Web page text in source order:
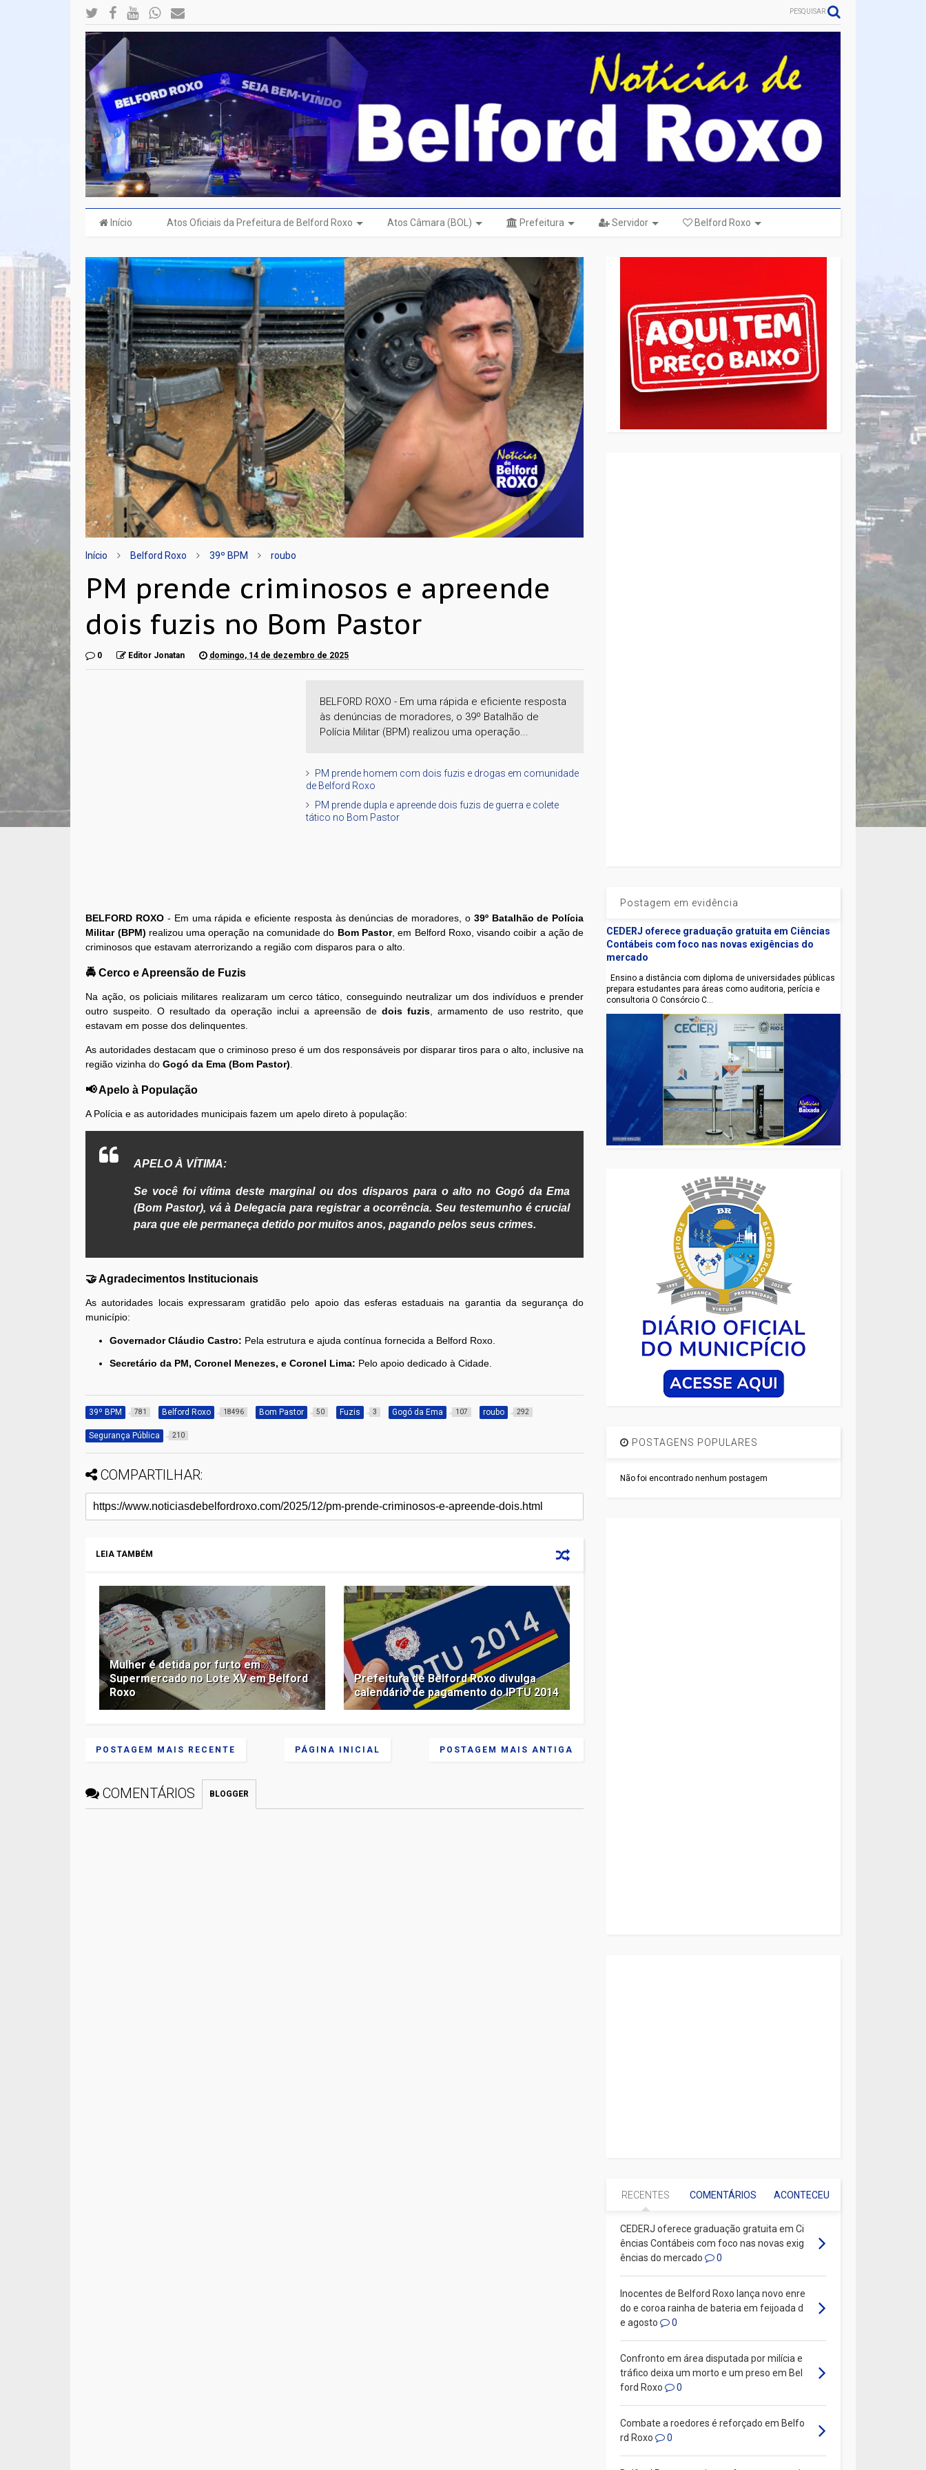
PESQUISAR
Início Atos Oficiais da Prefeitura de Belford Roxo Atos Câmara (BOL) Prefeitura Servidor Belford Roxo
Início Belford Roxo 39º BPM roubo
PM prende criminosos e apreende
dois fuzis no Bom Pastor
0 Editor Jonatan domingo, 14 de dezembro de 2025
BELFORD ROXO - Em uma rápida e eficiente resposta
às denúncias de moradores, o 39º Batalhão de
Polícia Militar (BPM) realizou uma operação...
PM prende homem com dois fuzis e drogas em comunidade
de Belford Roxo
PM prende dupla e apreende dois fuzis de guerra e colete
tático no Bom Pastor
BELFORD ROXO - Em uma rápida e eficiente resposta às denúncias de moradores, o 39º Batalhão de Polícia
Militar (BPM) realizou uma operação na comunidade do Bom Pastor, em Belford Roxo, visando coibir a ação de
criminosos que estavam aterrorizando a região com disparos para o alto.
🚔 Cerco e Apreensão de Fuzis
Na ação, os policiais militares realizaram um cerco tático, conseguindo neutralizar um dos indivíduos e prender
outro suspeito. O resultado da operação inclui a apreensão dedois fuzis , armamento de uso restrito, que
estavam em posse dos delinquentes.
As autoridades destacam que o criminoso preso é um dos responsáveis por disparar tiros para o alto, inclusive na
região vizinha doGogó da Ema (Bom Pastor)
📢 Apelo à População
A Polícia e as autoridades municipais fazem um apelo direto à população:
APELO À VÍTIMA:
Se você foi vítima deste marginal ou dos disparos para o alto no Gogó da Ema
(Bom Pastor), vá à Delegacia para registrar a ocorrência. Seu testemunho é crucial
para que ele permaneça detido por muitos anos, pagando pelos seus crimes.
🤝 Agradecimentos Institucionais
As autoridades locais expressaram gratidão pelo apoio das esferas estaduais na garantia da segurança do
município:
Governador Cláudio Castro: Pela estrutura e ajuda contínua fornecida a Belford Roxo.
Secretário da PM, Coronel Menezes, e Coronel Lima: Pelo apoio dedicado à Cidade.
39º BPM 781 Belford Roxo 18496 Bom Pastor 50 Fuzis 3 Gogó da Ema 107 roubo 292
Segurança Pública 210
COMPARTILHAR:
LEIA TAMBÉM
Mulher é detida por furto em
Supermercado no Lote XV em Belford
Roxo
Prefeitura de Belford Roxo divulga
calendário de pagamento do IPTU 2014
POSTAGEM MAIS RECENTE POSTAGEM MAIS ANTIGA
PÁGINA INICIAL
COMENTÁRIOS BLOGGER
Postagem em evidência
CEDERJ oferece graduação gratuita em Ciências
Contábeis com foco nas novas exigências do
mercado
Ensino a distância com diploma de universidades públicas
prepara estudantes para áreas como auditoria, perícia e
consultoria O Consórcio C...
POSTAGENS POPULARES
Não foi encontrado nenhum postagem
RECENTES COMENTÁRIOS ACONTECEU
CEDERJ oferece graduação gratuita em Ci
ências Contábeis com foco nas novas exig
ências do mercado
0
Inocentes de Belford Roxo lança novo enre
do e coroa rainha de bateria em feijoada d
e agosto
0
Confronto em área disputada por milícia e
tráfico deixa um morto e um preso em Bel
ford Roxo
0
Combate a roedores é reforçado em Belfo
rd Roxo
0